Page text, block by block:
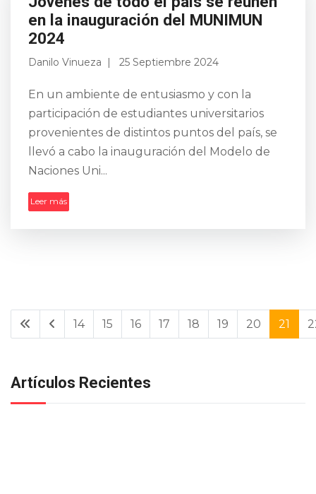
en la inauguración del MUNIMUN
2024
Danilo Vinueza 25 Septiembre 2024
En un ambiente de entusiasmo y con la
participación de estudiantes universitarios
provenientes de distintos puntos del país, se
llevó a cabo la inauguración del Modelo de
Naciones Uni...
Leer más
14 15 16 17 18 19 20 21
Artículos Recientes